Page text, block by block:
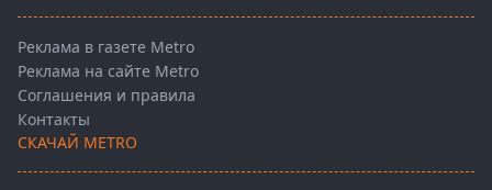
Реклама в газете Metro
Реклама на сайте Metro
Соглашения и правила
Контакты
СКАЧАЙ METRO